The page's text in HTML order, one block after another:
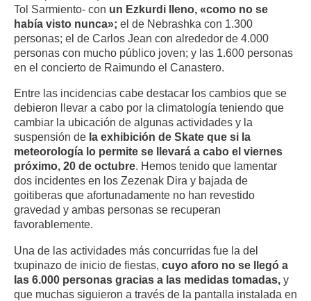
Tol Sarmiento- con un Ezkurdi lleno, «como no se
había visto nunca»; el de Nebrashka con 1.300
personas; el de Carlos Jean con alrededor de 4.000
personas con mucho público joven; y las 1.600 personas
en el concierto de Raimundo el Canastero.
Entre las incidencias cabe destacar los cambios que se
debieron llevar a cabo por la climatología teniendo que
cambiar la ubicación de algunas actividades y la
suspensión de la exhibición de Skate que si la
meteorología lo permite se llevará a cabo el viernes
próximo, 20 de octubre. Hemos tenido que lamentar
dos incidentes en los Zezenak Dira y bajada de
goitiberas que afortunadamente no han revestido
gravedad y ambas personas se recuperan
favorablemente.
Una de las actividades más concurridas fue la del
txupinazo de inicio de fiestas, cuyo aforo no se llegó a
las 6.000 personas gracias a las medidas tomadas, y
que muchas siguieron a través de la pantalla instalada en